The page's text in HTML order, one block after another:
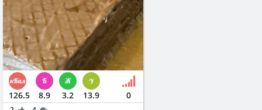
126.5 8.9 3.2 13.9 0